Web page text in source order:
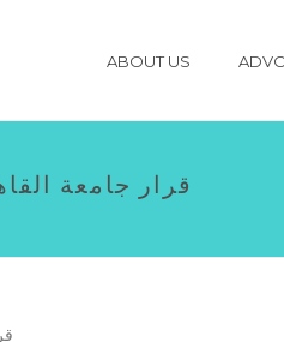
ABOUT US
قرار جامعة